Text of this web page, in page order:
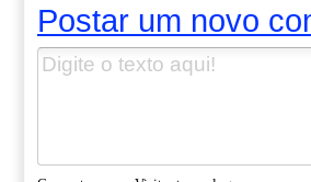
Postar um novo